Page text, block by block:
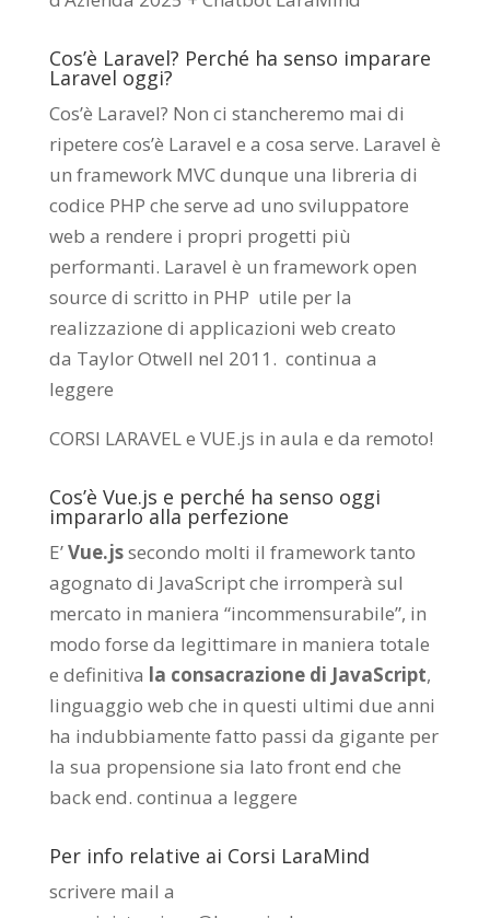
Cos’è Laravel? Perché ha senso imparare
Laravel oggi?
Cos’è Laravel? Non ci stancheremo mai di
ripetere cos’è Laravel e a cosa serve. Laravel è
un framework MVC dunque una libreria di
codice PHP che serve ad uno sviluppatore
web a rendere i propri progetti più
performanti. Laravel è un framework open
source di scritto in PHP utile per la
realizzazione di applicazioni web creato
da Taylor Otwell nel 2011. continua a
leggere
CORSI LARAVEL e VUE.js in aula e da remoto!
Cos’è Vue.js e perché ha senso oggi
impararlo alla perfezione
E’Vue.jssecondo molti il framework tanto
agognato di JavaScript che irromperà sul
mercato in maniera “incommensurabile”, in
modo forse da legittimare in maniera totale
e definitiva la consacrazione di JavaScript,
linguaggio web che in questi ultimi due anni
ha indubbiamente fatto passi da gigante per
la sua propensione sia lato front end che
back end. continua a leggere
Per info relative ai Corsi LaraMind
scrivere mail a